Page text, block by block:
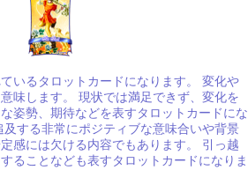
ているタロットカードになります。 変化や
味します。 現状では満足できず、変化を
姿勢、期待などを表すタロットカードにな
及する非常にポジティブな意味合いや背景
感には欠ける内容でもあります。 引っ越
ることなども表すタロットカードになりま